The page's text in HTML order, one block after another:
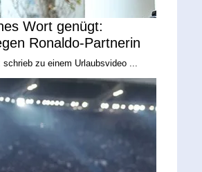
Wort genügt:
Ronaldo-Partnerin
schrieb zu einem Urlaubsvideo ...